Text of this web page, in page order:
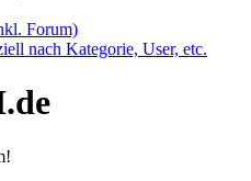
Forum)
nach Kategorie, User, etc.